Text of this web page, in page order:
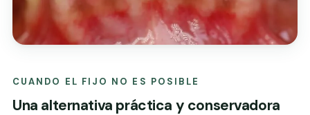
CUANDO EL FIJO NO ES POSIBLE
Una alternativa práctica y conservadora